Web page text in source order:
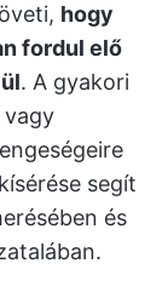
hogy
fordul elő
. A gyakori
vagy
segít
és